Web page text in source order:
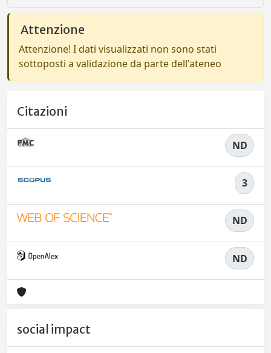
Attenzione
Attenzione! I dati visualizzati non sono stati
sottoposti a validazione da parte dell'ateneo
Citazioni
ND
3
ND
ND
social impact